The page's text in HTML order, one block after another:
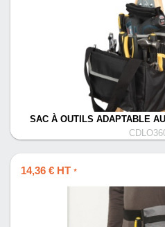
SAC À OUTILS ADAPTABLE
14,36 € HT *